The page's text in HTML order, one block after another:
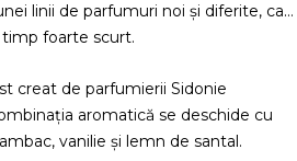
linii de parfumuri noi și diferite, care
foarte scurt.
creat de parfumierii Sidonie
aromatică se deschide cu
vanilie și lemn de santal.